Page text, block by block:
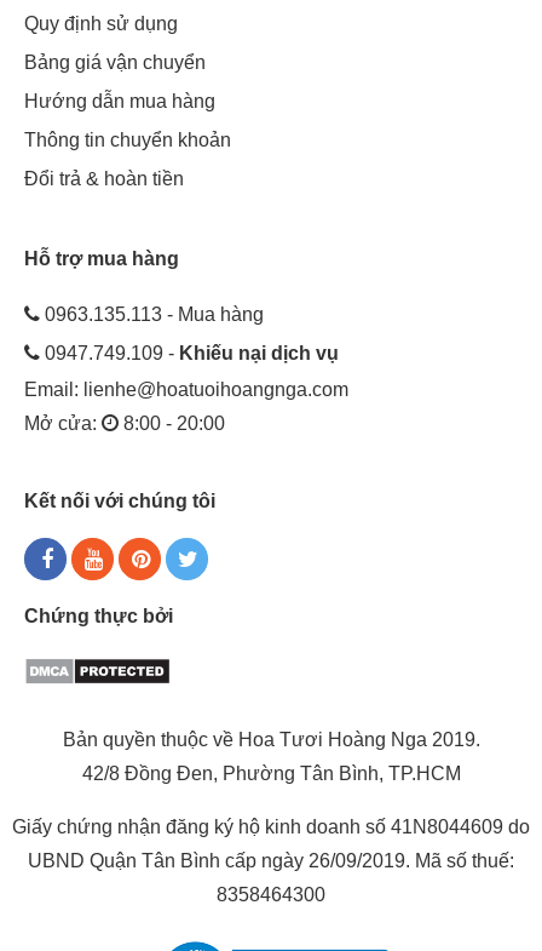
Quy định sử dụng
Bảng giá vận chuyển
Hướng dẫn mua hàng
Thông tin chuyển khoản
Đổi trả & hoàn tiền
Hỗ trợ mua hàng
0963.135.113 - Mua hàng
0947.749.109 - Khiếu nại dịch vụ
Email: lienhe@hoatuoihoangnga.com
Mở cửa:
8:00 - 20:00
Kết nối với chúng tôi
Chứng thực bởi
Bản quyền thuộc về Hoa Tươi Hoàng Nga 2019.
42/8 Đồng Đen, Phường Tân Bình, TP.HCM
Giấy chứng nhận đăng ký hộ kinh doanh số 41N8044609 do
UBND Quận Tân Bình cấp ngày 26/09/2019. Mã số thuế:
8358464300